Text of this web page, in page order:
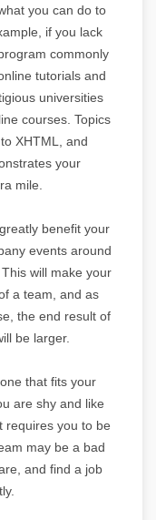
you can do to
if you lack
commonly
tutorials and
universities
courses. Topics
XHTML, and
your
mile.
benefit your
events around
will make your
a team, and as
the end result of
be larger.
that fits your
are shy and like
requires you to be
may be a bad
and find a job